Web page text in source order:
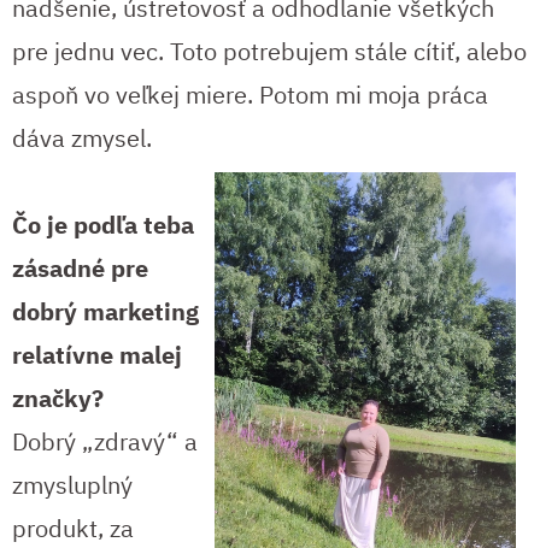
nadšenie, ústretovosť a odhodlanie všetkých
pre jednu vec. Toto potrebujem stále cítiť, alebo
aspoň vo veľkej miere. Potom mi moja práca
dáva zmysel.
Čo je podľa teba
zásadné pre
dobrý marketing
relatívne malej
značky?
Dobrý „zdravý“ a
zmysluplný
produkt, za